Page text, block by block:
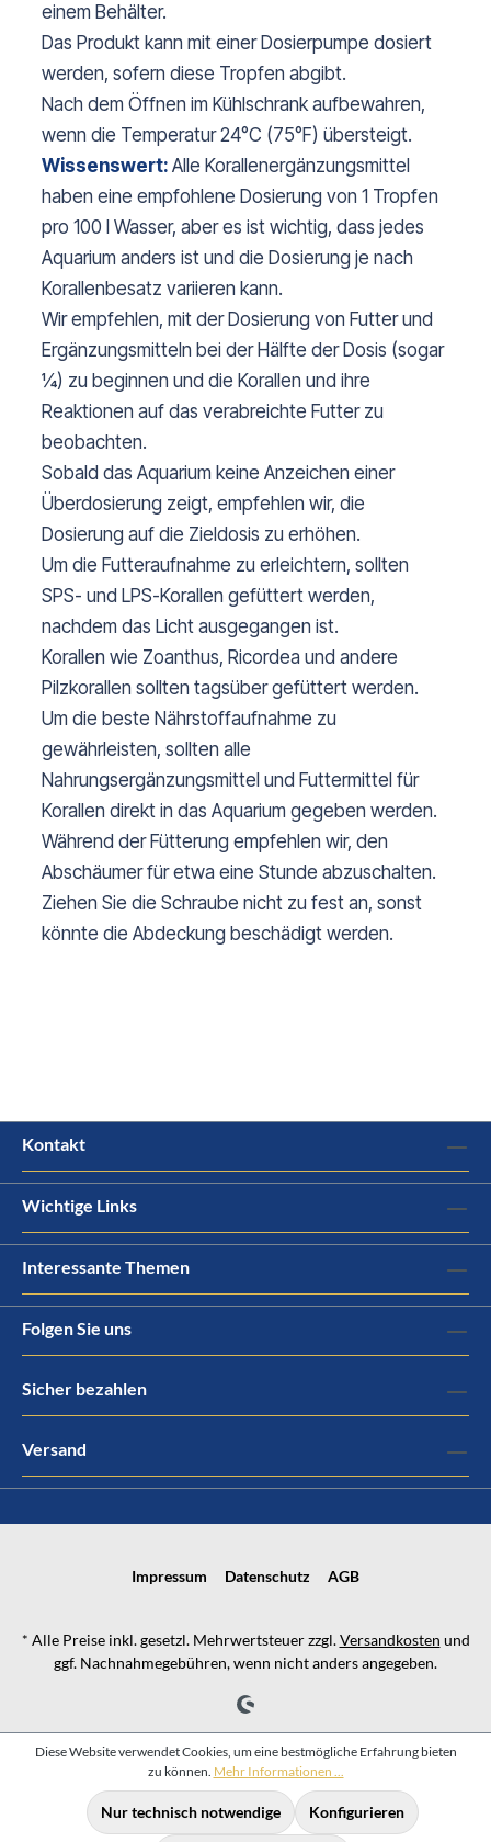
einem Behälter.
Das Produkt kann mit einer Dosierpumpe dosiert
werden, sofern diese Tropfen abgibt.
Nach dem Öffnen im Kühlschrank aufbewahren,
wenn die Temperatur 24°C (75°F) übersteigt.
Wissenswert: Alle Korallenergänzungsmittel
haben eine empfohlene Dosierung von 1 Tropfen
pro 100 l Wasser, aber es ist wichtig, dass jedes
Aquarium anders ist und die Dosierung je nach
Korallenbesatz variieren kann.
Wir empfehlen, mit der Dosierung von Futter und
Ergänzungsmitteln bei der Hälfte der Dosis (sogar
¼) zu beginnen und die Korallen und ihre
Reaktionen auf das verabreichte Futter zu
beobachten.
Sobald das Aquarium keine Anzeichen einer
Überdosierung zeigt, empfehlen wir, die
Dosierung auf die Zieldosis zu erhöhen.
Um die Futteraufnahme zu erleichtern, sollten
SPS- und LPS-Korallen gefüttert werden,
nachdem das Licht ausgegangen ist.
Korallen wie Zoanthus, Ricordea und andere
Pilzkorallen sollten tagsüber gefüttert werden.
Um die beste Nährstoffaufnahme zu
gewährleisten, sollten alle
Nahrungsergänzungsmittel und Futtermittel für
Korallen direkt in das Aquarium gegeben werden.
Während der Fütterung empfehlen wir, den
Abschäumer für etwa eine Stunde abzuschalten.
Ziehen Sie die Schraube nicht zu fest an, sonst
könnte die Abdeckung beschädigt werden.
Kontakt
Wichtige Links
Interessante Themen
Folgen Sie uns
Sicher bezahlen
Versand
Impressum Datenschutz AGB
* Alle Preise inkl. gesetzl. Mehrwertsteuer zzgl.Versandkosten und
ggf. Nachnahmegebühren, wenn nicht anders angegeben.
Diese Website verwendet Cookies, um eine bestmögliche Erfahrung bieten
zu können. Mehr Informationen ...
Nur technisch notwendige Konfigurieren